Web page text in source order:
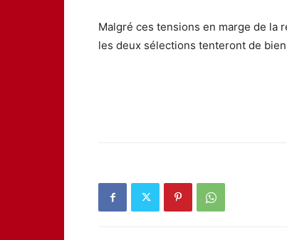
Malgré ces tensions en marge de la
les deux sélections tenteront de